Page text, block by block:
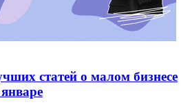
статей о малом бизнесе